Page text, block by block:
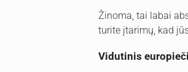
Žinoma, tai labai
turite įtarimų, kad
Vidutinis